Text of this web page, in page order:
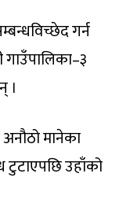
गर्न
।
मानेका
टुटाएपछि उहाँको